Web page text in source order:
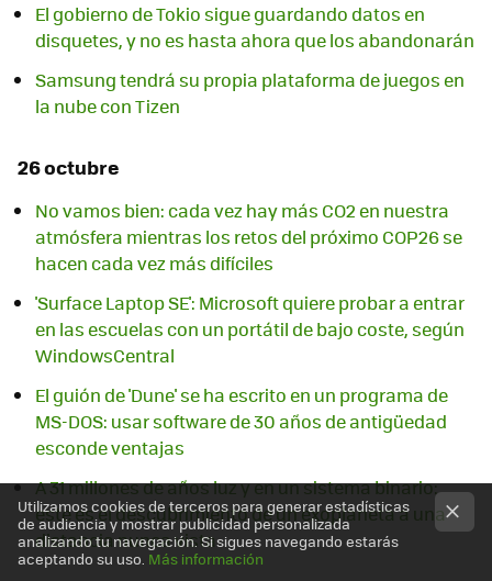
El gobierno de Tokio sigue guardando datos en
disquetes, y no es hasta ahora que los abandonarán
Samsung tendrá su propia plataforma de juegos en
la nube con Tizen
26 octubre
No vamos bien: cada vez hay más CO2 en nuestra
atmósfera mientras los retos del próximo COP26 se
hacen cada vez más difíciles
'Surface Laptop SE': Microsoft quiere probar a entrar
en las escuelas con un portátil de bajo coste, según
WindowsCentral
El guión de 'Dune' se ha escrito en un programa de
MS-DOS: usar software de 30 años de antigüedad
esconde ventajas
A 31 millones de años luz y en un sistema binario:
este es el descubrimiento de un exoplaneta a una
distancia nunca vista
Utilizamos cookies de terceros para generar estadísticas
de audiencia y mostrar publicidad personalizada
analizando tu navegación. Si sigues navegando estarás
aceptando su uso. Más información